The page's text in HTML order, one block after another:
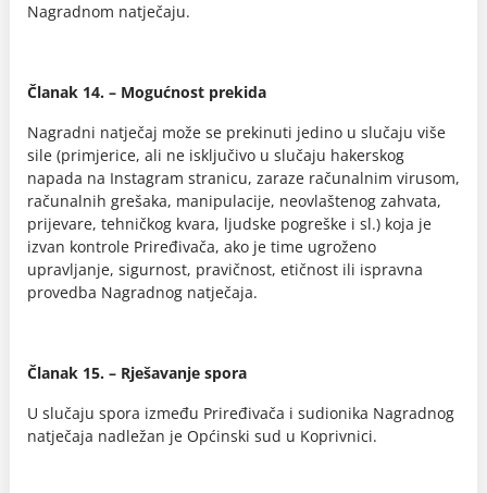
Nagradnom natječaju.
Članak 14. – Mogućnost prekida
Nagradni natječaj može se prekinuti jedino u slučaju više
sile (primjerice, ali ne isključivo u slučaju hakerskog
napada na Instagram stranicu, zaraze računalnim virusom,
računalnih grešaka, manipulacije, neovlaštenog zahvata,
prijevare, tehničkog kvara, ljudske pogreške i sl.) koja je
izvan kontrole Priređivača, ako je time ugroženo
upravljanje, sigurnost, pravičnost, etičnost ili ispravna
provedba Nagradnog natječaja.
Članak 15. – Rješavanje spora
U slučaju spora između Priređivača i sudionika Nagradnog
natječaja nadležan je Općinski sud u Koprivnici.